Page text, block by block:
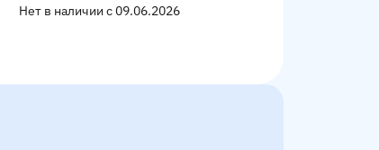
Нет в наличии с 09.06.2026